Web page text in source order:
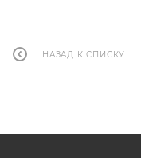
НАЗАД К СПИСКУ